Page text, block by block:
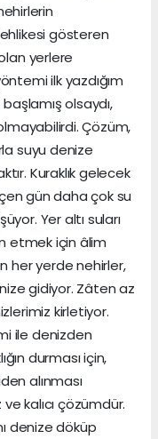
gösteren
yerlere
ilk yazdığım
olsaydı,
Çözüm,
suyu denize
Kuraklık gelecek
gün daha çok su
Yer altı suları
etmek için âlim
her yerde nehirler,
gidiyor. Zâten az
kirletiyor.
ile denizden
durması için,
alınması
kalıcı çözümdür.
denize döküp